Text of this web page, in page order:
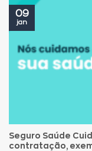
Seguro Saúde
contratação,
09
jan